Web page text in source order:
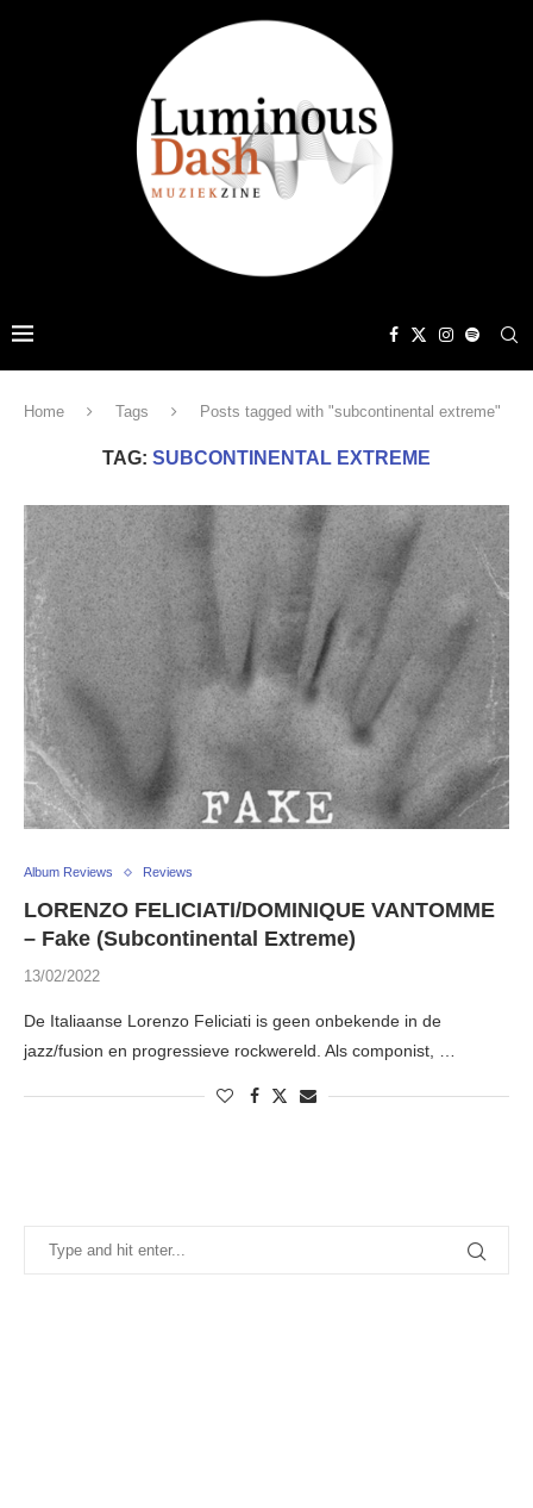
Home Tags Posts tagged with "subcontinental extreme"
TAG: SUBCONTINENTAL EXTREME
Album Reviews Reviews
LORENZO FELICIATI/DOMINIQUE VANTOMME
– Fake (Subcontinental Extreme)
13/02/2022
De Italiaanse Lorenzo Feliciati is geen onbekende in de
jazz/fusion en progressieve rockwereld. Als componist, …